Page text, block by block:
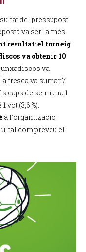
del pressupost
va ser la més
resultat: el torneig
va obtenir 10
va
fresca va sumar 7
caps de setmana 1
vot (3,6 %).
a l’organització
tal com preveu el